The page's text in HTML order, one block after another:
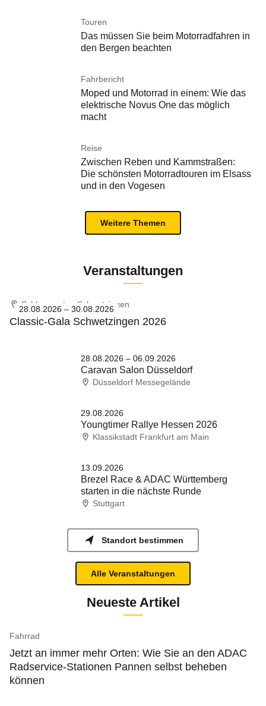
Touren
Das müssen Sie beim Motorradfahren in
den Bergen beachten
Fahrbericht
Moped und Motorrad in einem: Wie das
elektrische Novus One das möglich
macht
Reise
Zwischen Reben und Kammstraßen:
Die schönsten Motorradtouren im Elsass
und in den Vogesen
Weitere Themen
Veranstaltungen
28.08.2026 – 30.08.2026
Schlossgarten Schwetzingen
Classic-Gala Schwetzingen 2026
28.08.2026 – 06.09.2026
Düsseldorf Messegelände
Caravan Salon Düsseldorf
29.08.2026
Klassikstadt Frankfurt am Main
Youngtimer Rallye Hessen 2026
13.09.2026
Stuttgart
Brezel Race & ADAC Württemberg
starten in die nächste Runde
Standort bestimmen
Alle Veranstaltungen
Neueste Artikel
Fahrrad
Jetzt an immer mehr Orten: Wie Sie an den ADAC
Radservice-Stationen Pannen selbst beheben
können